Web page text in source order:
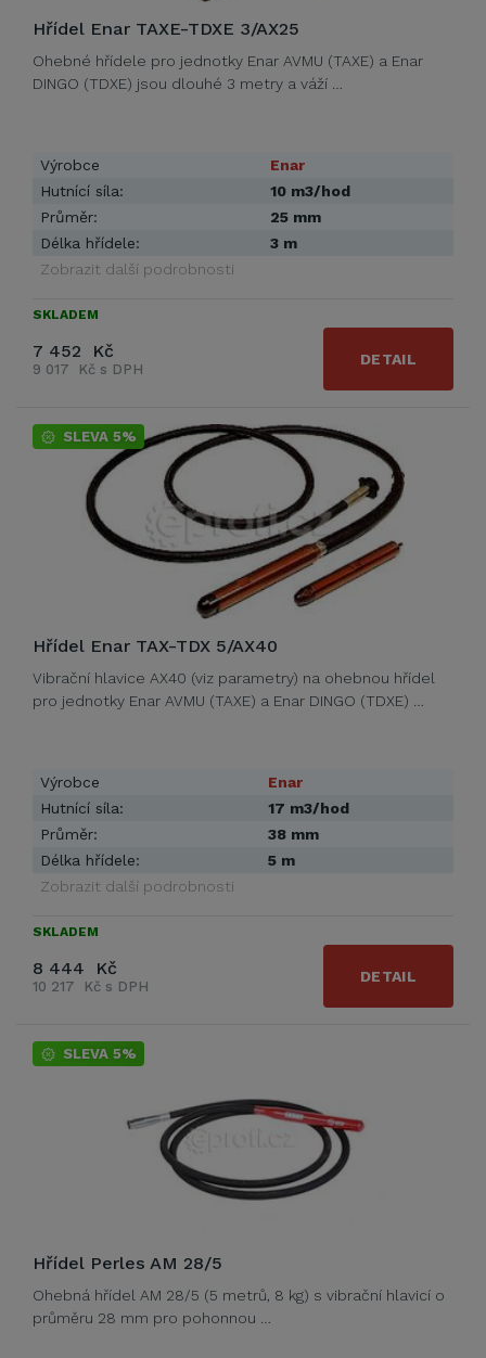
Hřídel Enar TAXE-TDXE 3/AX25
Ohebné hřídele pro jednotky Enar AVMU (TAXE) a Enar
DINGO (TDXE) jsou dlouhé 3 metry a váží …
Výrobce
Enar
Hutnící síla:
10 m3/hod
Průměr:
25 mm
Délka hřídele:
3 m
Zobrazit další podrobnosti
SKLADEM
7 452 Kč
9 017 Kč s DPH
DETAIL
SLEVA 5%
Hřídel Enar TAX-TDX 5/AX40
Vibrační hlavice AX40 (viz parametry) na ohebnou hřídel
pro jednotky Enar AVMU (TAXE) a Enar DINGO (TDXE) …
Výrobce
Enar
Hutnící síla:
17 m3/hod
Průměr:
38 mm
Délka hřídele:
5 m
Zobrazit další podrobnosti
SKLADEM
8 444 Kč
10 217 Kč s DPH
DETAIL
SLEVA 5%
Hřídel Perles AM 28/5
Ohebná hřídel AM 28/5 (5 metrů, 8 kg) s vibrační hlavicí o
průměru 28 mm pro pohonnou …